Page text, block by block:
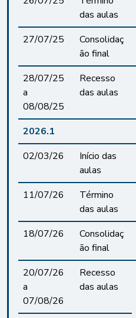
das aulas
27/07/25
Consolidaç
ão final
28/07/25
a
08/08/25
Recesso
das aulas
2026.1
02/03/26
Início das
aulas
11/07/26
Término
das aulas
18/07/26
Consolidaç
ão final
20/07/26
a
07/08/26
Recesso
das aulas